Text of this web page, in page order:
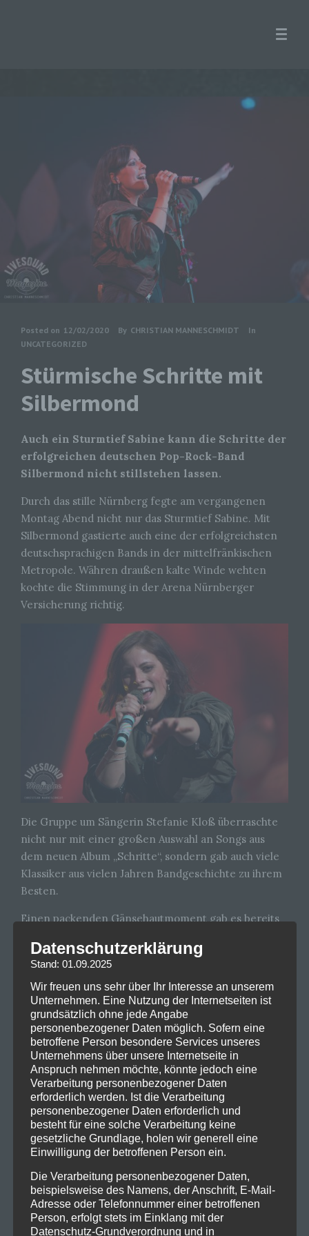
Posted on 12/02/2020 By CHRISTIAN MANNESCHMIDT
In
UNCATEGORIZED
Stürmische Schritte mit
Silbermond
Auch ein Sturmtief Sabine kann die Schritte der
erfolgreichen deutschen Pop-Rock-Band
Silbermond nicht stillstehen lassen.
Durch das stille Nürnberg fegte am vergangenen
Montag Abend nicht nur das Sturmtief Sabine. Mit
Silbermond gastierte auch eine der erfolgreichsten
deutschsprachigen Bands in der mittelfränkischen
Metropole. Währen draußen kalte Winde wehten
kochte die Stimmung in der Arena Nürnberger
Versicherung richtig.
Die Gruppe um Sängerin Stefanie Kloß überraschte
nicht nur mit einer großen Auswahl an Songs aus
dem neuen Album „Schritte“, sondern gab auch viele
Klassiker aus vielen Jahren Bandgeschichte zu ihrem
Besten.
Einen packenden Gänsehautmoment gab es bereits
„Silbermond“, das metaphorisch die Geschichte der
Band zu erzählen scheint und die Zuschauer mit
treibendem Schlagzeug und Gitarrenriffs direkt in
seinen Bann zieht.
Über mehrere Songs hinweg baut sich die Stimmung
in der Halle immer weiter auf und auch der
namensgebende Titel „Schritte“ aus dem neuen
Album findet bereits im ersten Drittel des Abends
seinen Platz.
Datenschutzerklärung
Stand: 01.09.2025
Wir freuen uns sehr über Ihr Interesse an unserem
Unternehmen. Eine Nutzung der Internetseiten ist
grundsätzlich ohne jede Angabe
personenbezogener Daten möglich. Sofern eine
betroffene Person besondere Services unseres
Unternehmens über unsere Internetseite in
Anspruch nehmen möchte, könnte jedoch eine
Verarbeitung personenbezogener Daten
erforderlich werden. Ist die Verarbeitung
personenbezogener Daten erforderlich und
besteht für eine solche Verarbeitung keine
gesetzliche Grundlage, holen wir generell eine
Einwilligung der betroffenen Person ein.
Die Verarbeitung personenbezogener Daten,
beispielsweise des Namens, der Anschrift, E-Mail-
Adresse oder Telefonnummer einer betroffenen
Person, erfolgt stets im Einklang mit der
Datenschutz-Grundverordnung und in